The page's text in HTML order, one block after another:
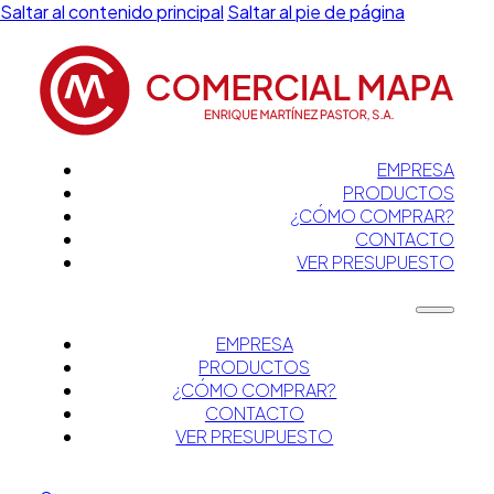
Saltar al contenido principal Saltar al pie de página
EMPRESA
PRODUCTOS
¿CÓMO COMPRAR?
CONTACTO
VER PRESUPUESTO
EMPRESA
PRODUCTOS
¿CÓMO COMPRAR?
CONTACTO
VER PRESUPUESTO